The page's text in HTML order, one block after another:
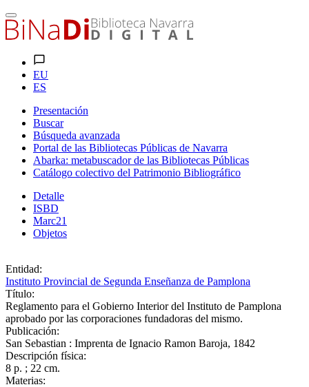
EU
ES
Presentación
Buscar
Búsqueda avanzada
Portal de las Bibliotecas Públicas de Navarra
Abarka: metabuscador de las Bibliotecas Públicas
Catálogo colectivo del Patrimonio Bibliográfico
Detalle
ISBD
Marc21
Objetos
Entidad:
Instituto Provincial de Segunda Enseñanza de Pamplona
Título:
Reglamento para el Gobierno Interior del Instituto de Pamplona
aprobado por las corporaciones fundadoras del mismo.
Publicación:
San Sebastian : Imprenta de Ignacio Ramon Baroja, 1842
Descripción física:
8 p. ; 22 cm.
Materias: